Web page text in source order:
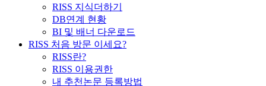
RISS 지식더하기
DB연계 현황
BI 및 배너 다운로드
RISS 처음 방문 이세요?
RISS란?
RISS 이용권한
내 추천논문 등록방법